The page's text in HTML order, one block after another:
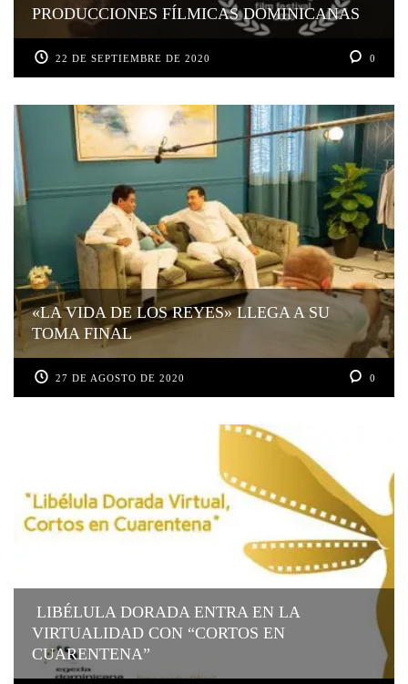
PRODUCCIONES FÍLMICAS DOMINICANAS
22 DE SEPTIEMBRE DE 2020 0
«LA VIDA DE LOS REYES» LLEGA A SU
TOMA FINAL
27 DE AGOSTO DE 2020 0
LIBÉLULA DORADA ENTRA EN LA
VIRTUALIDAD CON “CORTOS EN
CUARENTENA”